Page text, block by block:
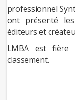
professionnel
ont présenté
éditeurs et
LMBA est fière
classement.